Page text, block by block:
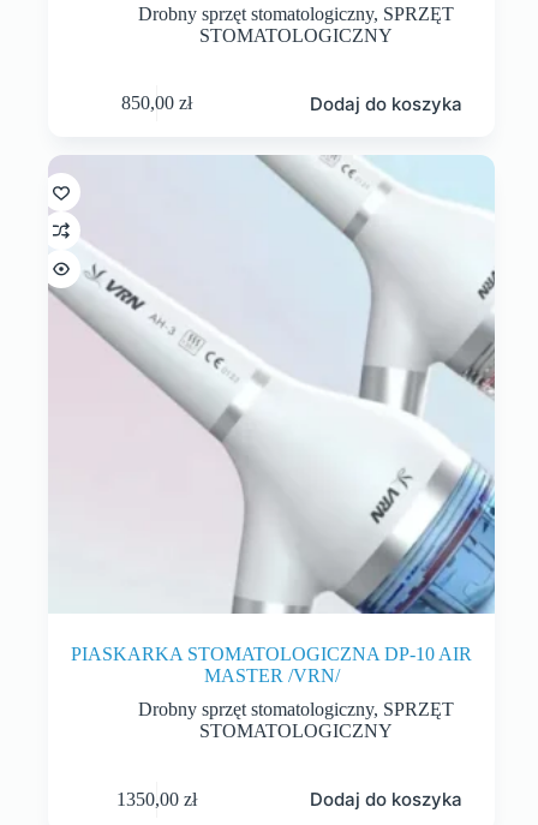
Drobny sprzęt stomatologiczny, SPRZĘT
STOMATOLOGICZNY
850,00zł Dodaj do koszyka
PIASKARKA STOMATOLOGICZNA DP-10 AIR
MASTER /VRN/
Drobny sprzęt stomatologiczny, SPRZĘT
STOMATOLOGICZNY
1350,00zł Dodaj do koszyka